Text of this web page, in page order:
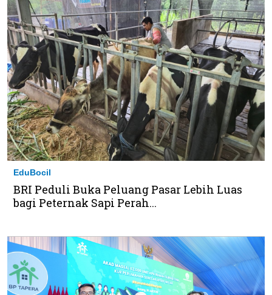
EduBocil
BRI Peduli Buka Peluang Pasar Lebih Luas
bagi Peternak Sapi Perah...